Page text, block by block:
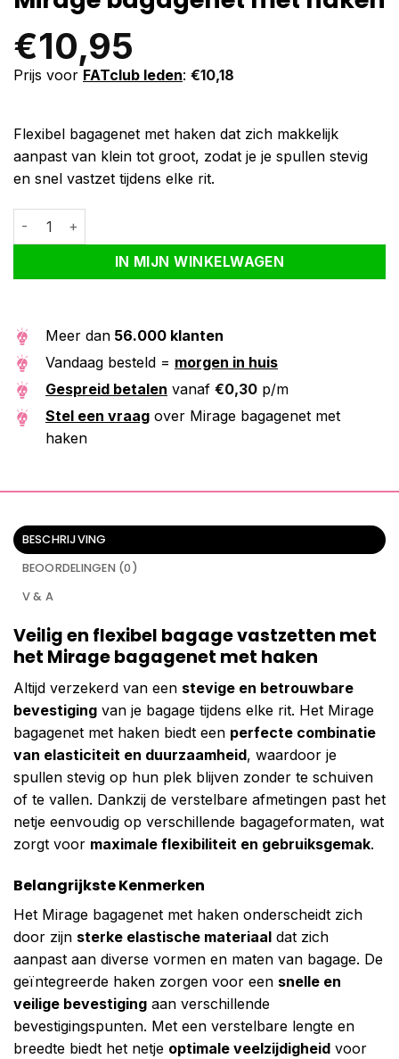
€10,95
Prijs voor FATclub leden: €10,18
Flexibel bagagenet met haken dat zich makkelijk
aanpast van klein tot groot, zodat je je spullen stevig
en snel vastzet tijdens elke rit.
Mirage bagagenet met haken aantal
IN MIJN WINKELWAGEN
Alternative:
Meer dan 56.000 klanten
Vandaag besteld = morgen in huis
Gespreid betalen vanaf €0,30 p/m
Stel een vraag over Mirage bagagenet met
haken
BESCHRIJVING
BEOORDELINGEN (0)
V & A
Veilig en flexibel bagage vastzetten met
het Mirage bagagenet met haken
Altijd verzekerd van een stevige en betrouwbare
bevestiging van je bagage tijdens elke rit. Het Mirage
bagagenet met haken biedt een perfecte combinatie
van elasticiteit en duurzaamheid, waardoor je
spullen stevig op hun plek blijven zonder te schuiven
of te vallen. Dankzij de verstelbare afmetingen past het
netje eenvoudig op verschillende bagageformaten, wat
zorgt voor maximale flexibiliteit en gebruiksgemak.
Belangrijkste Kenmerken
Het Mirage bagagenet met haken onderscheidt zich
door zijn sterke elastische materiaal dat zich
aanpast aan diverse vormen en maten van bagage. De
geïntegreerde haken zorgen voor een snelle en
veilige bevestiging aan verschillende
bevestigingspunten. Met een verstelbare lengte en
breedte biedt het netje optimale veelzijdigheid voor